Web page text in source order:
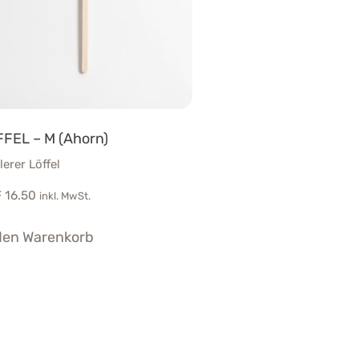
– M (Ahorn)
Löffel
16.50 inkl. MwSt.
Warenkorb